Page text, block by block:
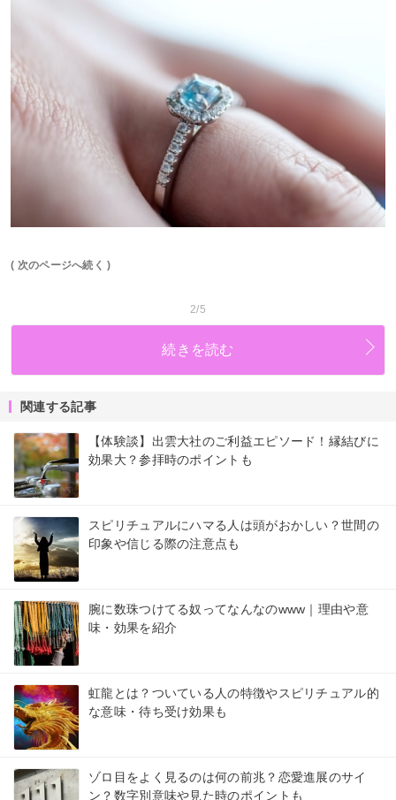
( 次のページへ続く )
2/5
続きを読む
関連する記事
【体験談】出雲大社のご利益エピソード！縁結びに
効果大？参拝時のポイントも
スピリチュアルにハマる人は頭がおかしい？世間の
印象や信じる際の注意点も
腕に数珠つけてる奴ってなんなのwww｜理由や意
味・効果を紹介
虹龍とは？ついている人の特徴やスピリチュアル的
な意味・待ち受け効果も
ゾロ目をよく見るのは何の前兆？恋愛進展のサイ
ン？数字別意味や見た時のポイントも